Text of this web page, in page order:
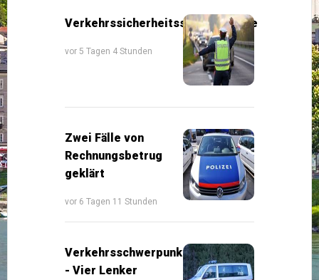
Verkehrssicherheitsschwerpunkte
vor 5 Tagen 4 Stunden
Zwei Fälle von
Rechnungsbetrug
geklärt
vor 6 Tagen 11 Stunden
Verkehrsschwerpunkt
- Vier Lenker